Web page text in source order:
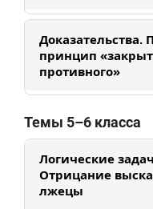
Разберем свойства
периметры,
фигур. Рассмотрим
пространственное
принцип
противного»
Знакомимся с
доказательств:
Темы 5–6 класса
Логические
Отрицание
лжецы